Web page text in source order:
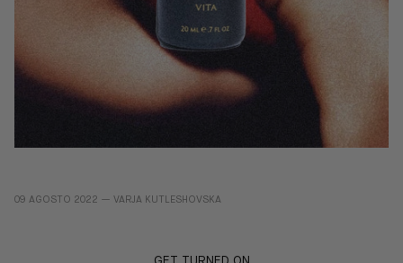
09 AGOSTO 2022 — VARJA KUTLESHOVSKA